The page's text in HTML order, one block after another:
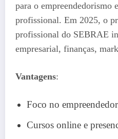
para o empreendedorismo
profissional. Em 2025, o
profissional do SEBRAE
empresarial, finanças,
Vantagens:
Foco no
Cursos online e